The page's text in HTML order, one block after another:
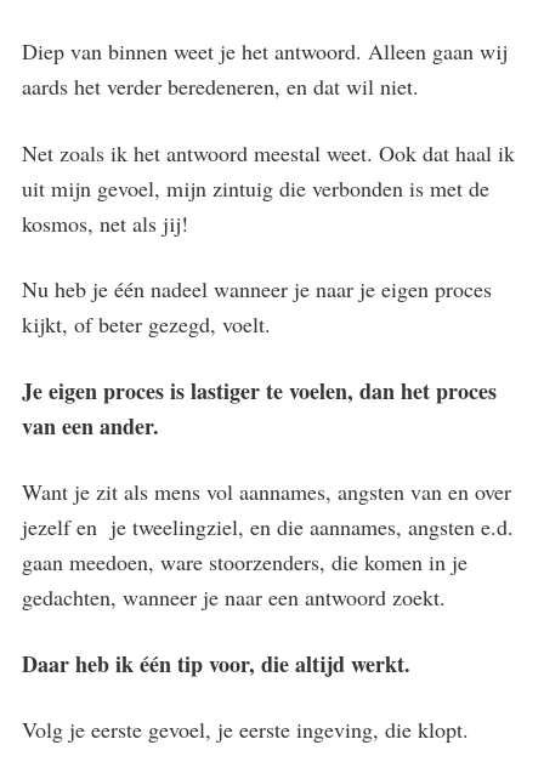
Diep van binnen weet je het antwoord. Alleen gaan wij
aards het verder beredeneren, en dat wil niet.
Net zoals ik het antwoord meestal weet. Ook dat haal ik
uit mijn gevoel, mijn zintuig die verbonden is met de
kosmos, net als jij!
Nu heb je één nadeel wanneer je naar je eigen proces
kijkt, of beter gezegd, voelt.
Je eigen proces is lastiger te voelen, dan het proces
van een ander.
Want je zit als mens vol aannames, angsten van en over
jezelf en je tweelingziel, en die aannames, angsten e.d.
gaan meedoen, ware stoorzenders, die komen in je
gedachten, wanneer je naar een antwoord zoekt.
Daar heb ik één tip voor, die altijd werkt.
Volg je eerste gevoel, je eerste ingeving, die klopt.